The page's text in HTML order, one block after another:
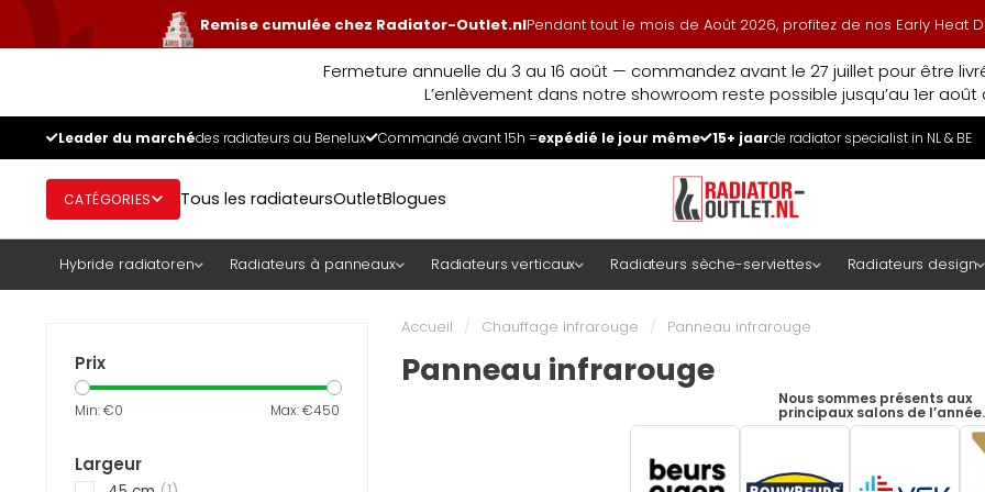
Remise cumulée chez Radiator-Outlet.nlPendant tout le mois de Août 2026, profitez de nos Early Heat
Fermeture annuelle du 3 au 16 août — commandez avant le 27 juillet pour être
L’enlèvement dans notre showroom reste possible jusqu’au 1er août
Leader du marchédes radiateurs au Benelux Commandé avant 15h =expédié le jour même 15+ jaarde radiator specialist in NL & BE
CATÉGORIES Tous les radiateursOutletBlogues
Hybride radiatoren Radiateurs à panneaux Radiateurs verticaux Radiateurs sèche-serviettes Radiateurs design
Prix
Min: €0 Max: €450
Largeur
Accueil / Chauffage infrarouge / Panneau infrarouge
Panneau infrarouge
Nous sommes présents aux
principaux salons de l’année.